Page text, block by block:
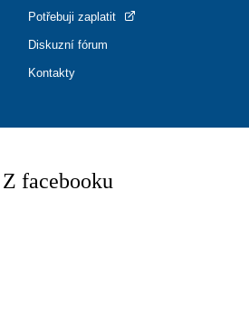
Potřebuji zaplatit
Diskuzní fórum
Kontakty
Z facebooku